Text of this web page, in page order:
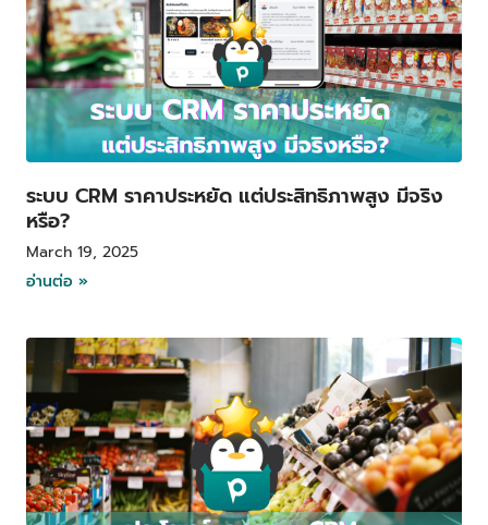
ระบบ CRM ราคาประหยัด แต่ประสิทธิภาพสูง มีจริง
หรือ?
March 19, 2025
อ่านต่อ »